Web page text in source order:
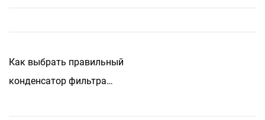
Как выбрать правильный
конденсатор фильтра